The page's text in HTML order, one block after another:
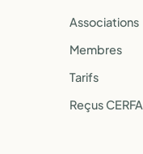
Associations
Membres
Tarifs
Reçus CERFA